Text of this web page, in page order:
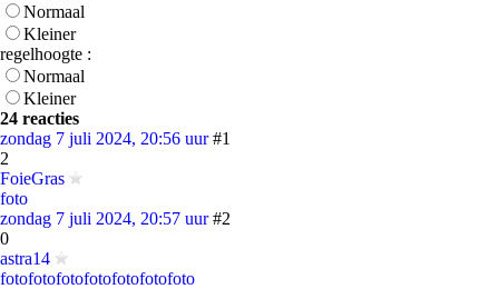
Normaal
Kleiner
regelhoogte :
Normaal
Kleiner
24 reacties
zondag 7 juli 2024, 20:56 uur #1
2
FoieGras
foto
zondag 7 juli 2024, 20:57 uur #2
0
astra14
fotofotofotofotofotofotofoto